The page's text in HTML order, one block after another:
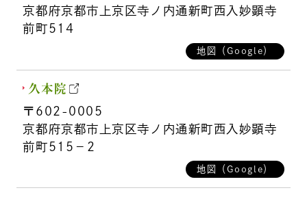
京都府京都市上京区寺ノ内通新町西入妙顕寺
前町514
地図（Google）
久本院
〒602-0005
京都府京都市上京区寺ノ内通新町西入妙顕寺
前町515－2
地図（Google）